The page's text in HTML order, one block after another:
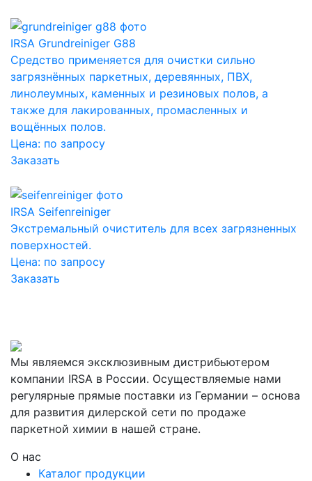
IRSA Grundreiniger G88
Средство применяется для очистки сильно
загрязнённых паркетных, деревянных, ПВХ,
линолеумных, каменных и резиновых полов, а
также для лакированных, промасленных и
вощённых полов.
Цена: по запросу
Заказать
IRSA Seifenreiniger
Экстремальный очиститель для всех загрязненных
поверхностей.
Цена: по запросу
Заказать
Мы являемся эксклюзивным дистрибьютером
компании IRSA в России. Осуществляемые нами
регулярные прямые поставки из Германии – основа
для развития дилерской сети по продаже
паркетной химии в нашей стране.
О нас
Каталог продукции